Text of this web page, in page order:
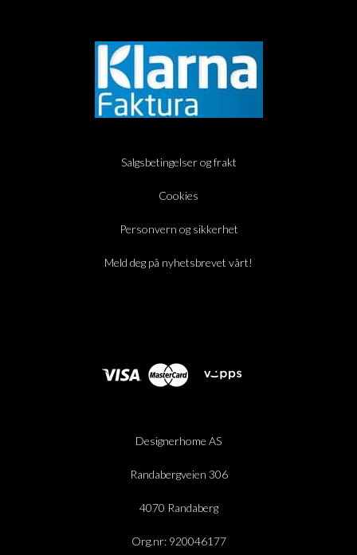
Salgsbetingelser og frakt
Cookies
Personvern og sikkerhet
Meld deg på nyhetsbrevet vårt!
Designerhome AS
Randabergveien 306
4070 Randaberg
Org.nr: 920046177